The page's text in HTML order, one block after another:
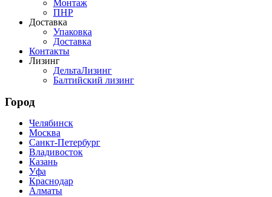
Монтаж
ПНР
Доставка
Упаковка
Доставка
Контакты
Лизинг
ДельтаЛизинг
Балтийский лизинг
Город
Челябинск
Москва
Санкт-Петербург
Владивосток
Казань
Уфа
Краснодар
Алматы